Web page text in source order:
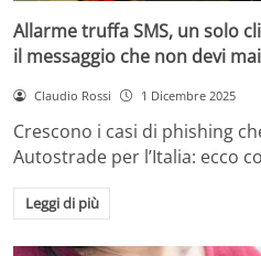
Allarme truffa SMS, un solo
il messaggio che non devi
Claudio Rossi 1 Dicembre 2025
Crescono i casi di phishing
Autostrade per l’Italia: ecco
Leggi di più